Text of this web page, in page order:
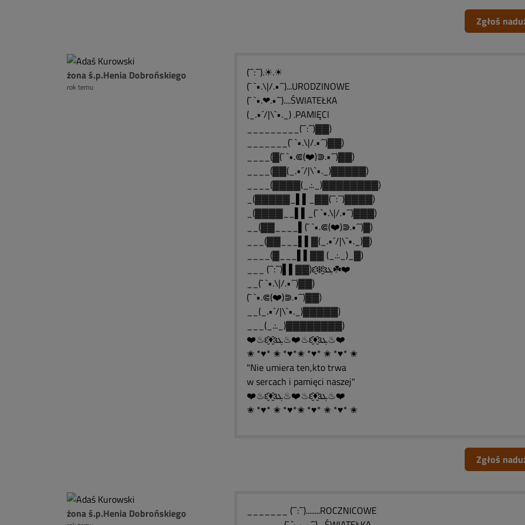
Zgłoś
żona ś.p.Henia Dobrońskiego
rok temu
(¯`:´¯).☀.☀
(¯ `•.\|/.•´¯)...URODZINOWE
(¯ `•.❤.•´¯)....ŚWIATEŁKA
(_.•´/|\`•._) .PAMIĘCI
_________(¯`:´¯)▓▓)
_______(¯ `•.\|/.•´¯)▓▓)
____(▓(¯ `•.⋐(❤️)⋑.•´¯)▓▓)
____(▓▓(_.•´/|\`•._)▓▓▓▓▓)
____(▓▓▓▓(_.:._)▓▓▓▓▓▓▓▓)
_(▓▓▓▓▓_▌▌_▓▓(¯`:´¯)▓▓▓▓)
_(▓▓▓▓__▌▌_(¯ `•.\|/.•´¯)▓▓▓)
__(▓▓____▌(¯ `•.⋐(❤️)⋑.•´¯)▓)
___(▓▓___▌▌▓(_.•´/|\`•._)▓)
____(▓___▌▌▓▓ (_.:._)_▓)
___ (¯`:´¯)▌▌▓▓)ԑ̮̑❄️̮̑ɜܓ☘️❤️
__(¯ `•.\|/.•´¯)▓▓)
(¯ `•.⋐(❤️)⋑.•´¯)▓▓)
__(_.•´/|\`•._)▓▓▓▓▓)
___(_.:._)▓▓▓▓▓▓▓▓)
❤️♨ԑ̮̑♦̮̑ɜܓ♨❤️♨ԑ̮̑♦̮̑ɜܓ♨❤️
✬ *♥* ✬ *♥*✬ *♥* ✬ *♥* ✬
"Nie umiera ten,kto trwa
w sercach i pamięci naszej"
❤️♨ԑ̮̑♦̮̑ɜܓ♨❤️♨ԑ̮̑♦̮̑ɜܓ♨❤️
✬ *♥* ✬ *♥*✬ *♥* ✬ *♥* ✬
Zgłoś
żona ś.p.Henia Dobrońskiego
_______ (¯`:´¯)........ROCZNICOWE